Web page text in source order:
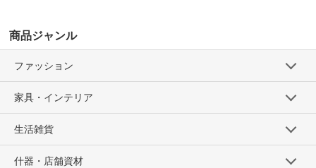
商品ジャンル
ファッション
家具・インテリア
生活雑貨
什器・店舗資材